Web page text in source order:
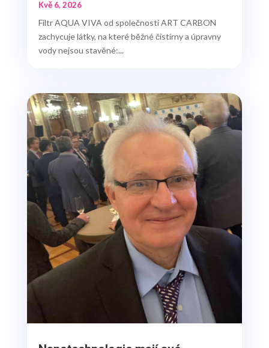
Kvě 6, 2026
Filtr AQUA VIVA od společnosti ART CARBON
zachycuje látky, na které běžné čistírny a úpravny
vody nejsou stavěné:...